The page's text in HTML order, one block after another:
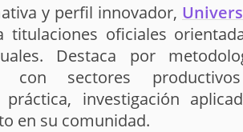
y perfil innovador,
titulaciones oficiales
Destaca por
con sectores
investigación
en su comunidad.